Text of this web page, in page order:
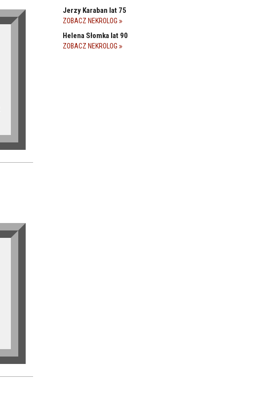
Jerzy Karaban lat 75
ZOBACZ NEKROLOG
Helena Słomka lat 90
ZOBACZ NEKROLOG